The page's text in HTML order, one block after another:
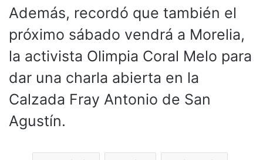
Además, recordó que también el
próximo sábado vendrá a Morelia,
la activista Olimpia Coral Melo para
dar una charla abierta en la
Calzada Fray Antonio de San
Agustín.